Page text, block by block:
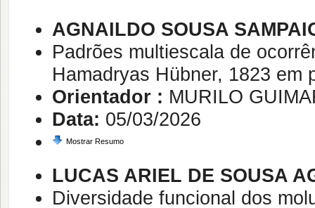
AGNAILDO SOUSA
Padrões multiescala de
Hamadryas Hübner, 1823 em
Orientador : MURILO
Data: 05/03/2026
Mostrar Resumo
LUCAS ARIEL DE SOUSA
Diversidade funcional dos